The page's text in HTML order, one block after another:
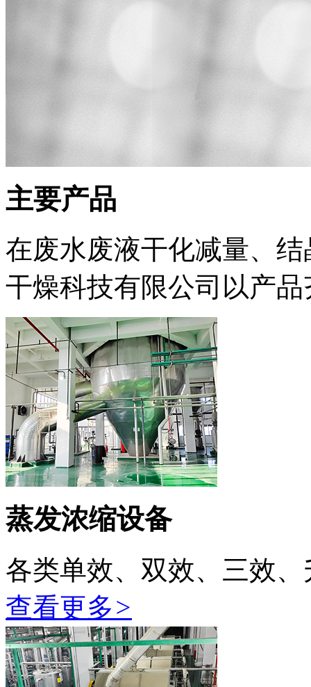
主要产品
在废水废液干化减量、
干燥科技有限公司以产
蒸发浓缩设备
各类单效、双效、三效
查看更多>